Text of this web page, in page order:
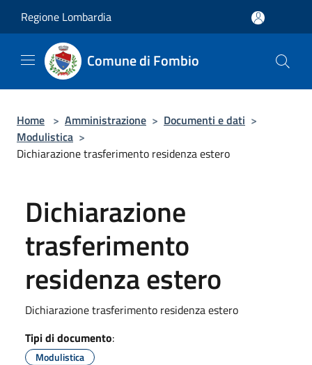
Regione Lombardia
Comune di Fombio
Home > Amministrazione > Documenti e dati >
Modulistica >
Dichiarazione trasferimento residenza estero
Dichiarazione
trasferimento
residenza estero
Dichiarazione trasferimento residenza estero
Tipi di documento:
Modulistica